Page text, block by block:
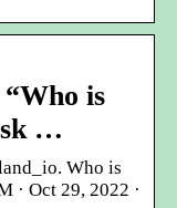
is
…
Who is
· Oct 29, 2022 ·